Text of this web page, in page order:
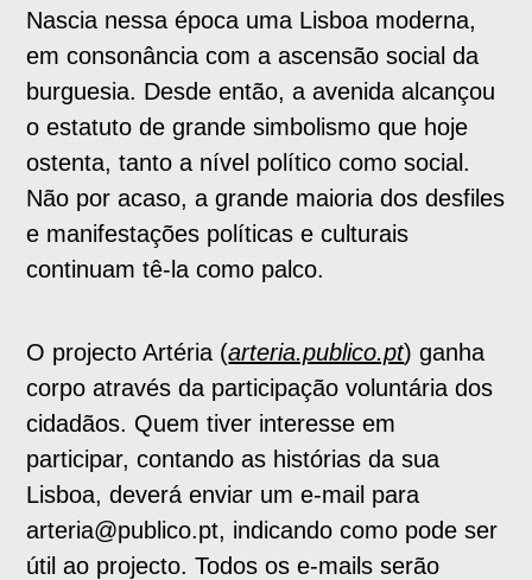
Nascia nessa época uma Lisboa moderna,
em consonância com a ascensão social da
burguesia. Desde então, a avenida alcançou
o estatuto de grande simbolismo que hoje
ostenta, tanto a nível político como social.
Não por acaso, a grande maioria dos desfiles
e manifestações políticas e culturais
continuam tê-la como palco.
O projecto Artéria (arteria.publico.pt) ganha
corpo através da participação voluntária dos
cidadãos. Quem tiver interesse em
participar, contando as histórias da sua
Lisboa, deverá enviar um e-mail para
arteria@publico.pt, indicando como pode ser
útil ao projecto. Todos os e-mails serão